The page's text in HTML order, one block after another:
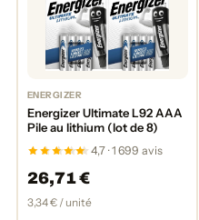
ENERGIZER
Energizer Ultimate L92 AAA
Pile au lithium (lot de 8)
4,7 · 1 699 avis
26,71 €
3,34 € / unité